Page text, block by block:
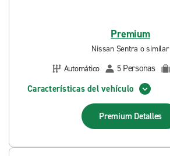
Premium
Nissan Sentra o similar
Automático
5 Personas
Características del vehículo
Premium Detalles